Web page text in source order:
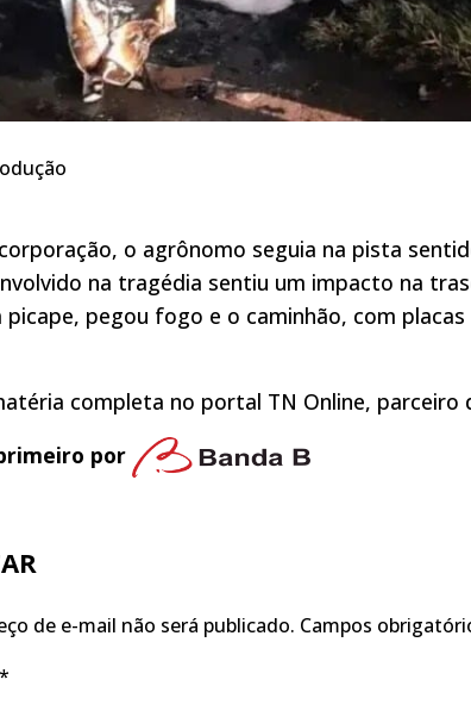
o agrônomo seguia na pista
na tragédia sentiu um impacto na
picape, pegou fogo e o caminhão, com
completa no portal TN Online, parceiro
por
de e-mail não será publicado. Campos
*